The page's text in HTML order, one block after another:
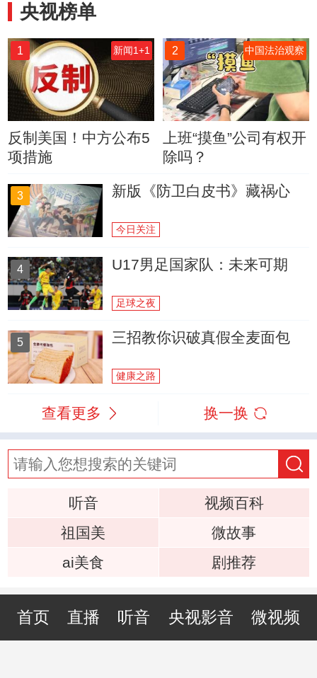
央视榜单
1 新闻1+1
反制美国！中方公布5
项措施
2 中国法治观察
上班“摸鱼”公司有权开
除吗？
3 新版《防卫白皮书》藏祸心
今日关注
4 U17男足国家队：未来可期
足球之夜
5 三招教你识破真假全麦面包
健康之路
查看更多 换一换
听音
视频百科
祖国美
微故事
ai美食
剧推荐
首页 直播 听音 央视影音 微视频